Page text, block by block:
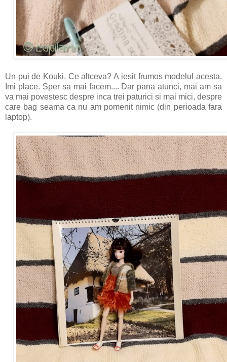
Un pui de Kouki. Ce altceva? A iesit frumos modelul acesta.
Imi place. Sper sa mai facem.... Dar pana atunci, mai am sa
va mai povestesc despre inca trei paturici si mai mici, despre
care bag seama ca nu am pomenit nimic (din perioada fara
laptop).